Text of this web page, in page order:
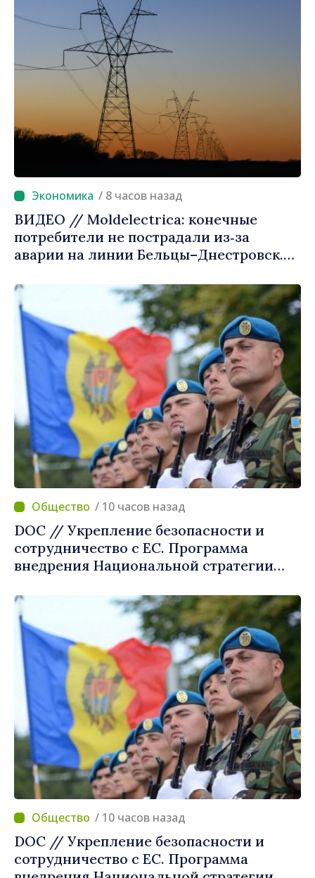
/ 8 часов назад
ВИДЕО // Moldelectrica: конечные
потребители не пострадали из‑за
аварии на линии Бельцы–Днестровск.
приоритетном режиме
/ 10 часов назад
DOC // Укрепление безопасности и
сотрудничество с ЕС. Программа
внедрения Национальной стратегии
опубликована в Monitorul Oficial
/ 10 часов назад
DOC // Укрепление безопасности и
сотрудничество с ЕС. Программа